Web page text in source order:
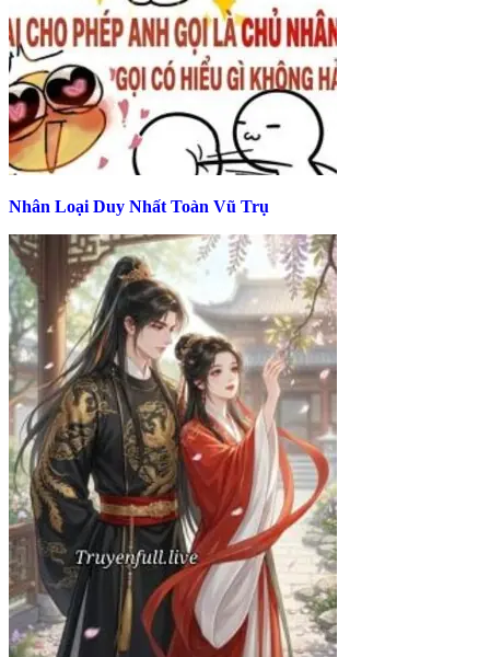
Nhân Loại Duy Nhất Toàn Vũ Trụ